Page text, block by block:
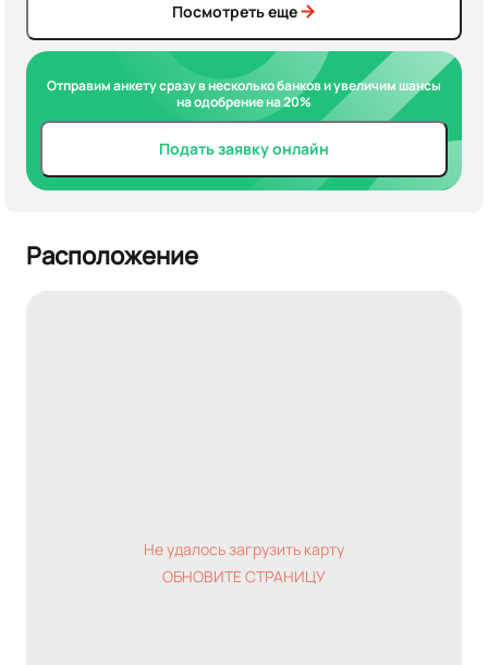
Посмотреть еще
Отправим анкету сразу в несколько банков и увеличим шансы
на одобрение на 20%
Подать заявку онлайн
Расположение
Не удалось загрузить карту
ОБНОВИТЕ СТРАНИЦУ